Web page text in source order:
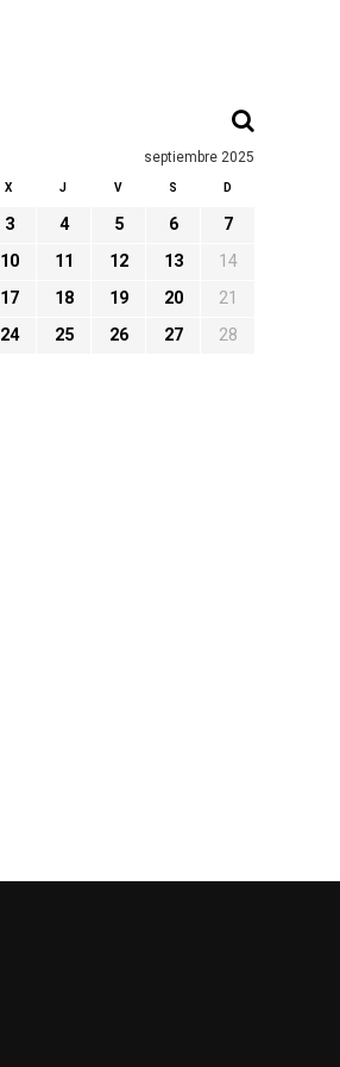
septiembre 2025
X J V S D
3 4 5 6
7
10 11 12 13
14
17 18 19 20
21
24 25 26 27
28